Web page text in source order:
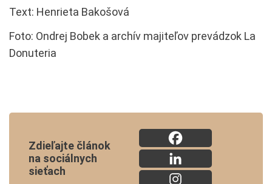
Text: Henrieta Bakošová
Foto: Ondrej Bobek a archív majiteľov prevádzok La
Donuteria
Zdieľajte článok
na sociálnych
sieťach